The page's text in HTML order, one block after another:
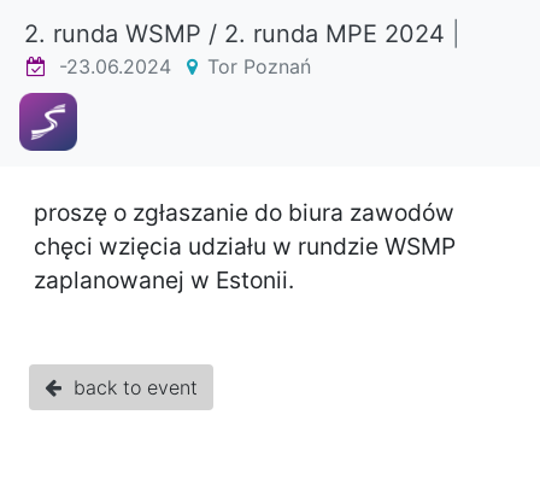
2. runda WSMP / 2. runda MPE 2024
-23.06.2024 Tor Poznań
proszę o zgłaszanie do biura zawodów
chęci wzięcia udziału w rundzie WSMP
zaplanowanej w Estonii.
back to event